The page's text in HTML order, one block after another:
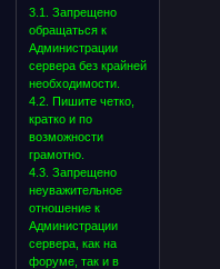
3.1. Запрещено
обращаться к
Администрации
сервера без крайней
необходимости.
4.2. Пишите четко,
кратко и по
возможности
грамотно.
4.3. Запрещено
неуважительное
отношение к
Администрации
сервера, как на
форуме, так и в